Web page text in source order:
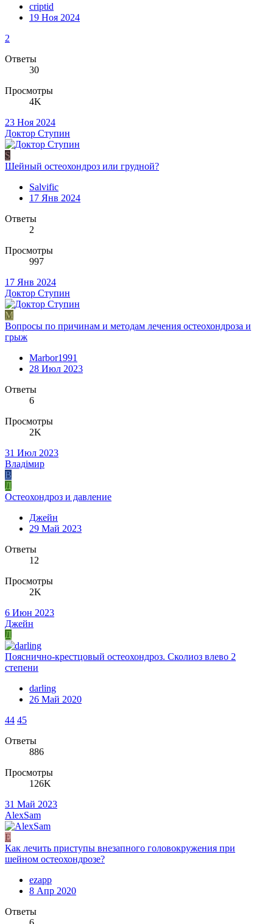
criptid
19 Ноя 2024
2
Ответы
30
Просмотры
4K
23 Ноя 2024
Доктор Ступин
S
Шейный остеохондроз или грудной?
Salvific
17 Янв 2024
Ответы
2
Просмотры
997
17 Янв 2024
Доктор Ступин
M
Вопросы по причинам и методам лечения остеохондроза и
грыж
Marbor1991
28 Июл 2023
Ответы
6
Просмотры
2K
31 Июл 2023
Владiмир
В
Д
Остеохондроз и давление
Джейн
29 Май 2023
Ответы
12
Просмотры
2K
6 Июн 2023
Джейн
Д
Пояснично-крестцовый остеохондроз. Сколиоз влево 2
степени
darling
26 Май 2020
44 45
Ответы
886
Просмотры
126K
31 Май 2023
AlexSam
E
Как лечить приступы внезапного головокружения при
шейном остеохондрозе?
ezapp
8 Апр 2020
Ответы